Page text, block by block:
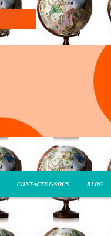
CONTACTEZ-NOUS BLOG